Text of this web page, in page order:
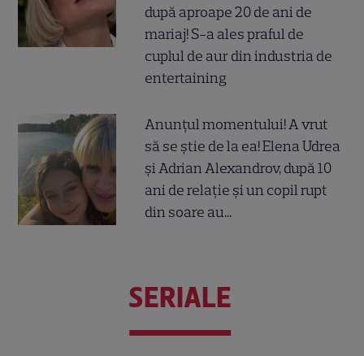
după aproape 20 de ani de
mariaj! S-a ales praful de
cuplul de aur din industria de
entertaining
Anunțul momentului! A vrut
să se știe de la ea! Elena Udrea
și Adrian Alexandrov, după 10
ani de relație și un copil rupt
din soare au...
SERIALE